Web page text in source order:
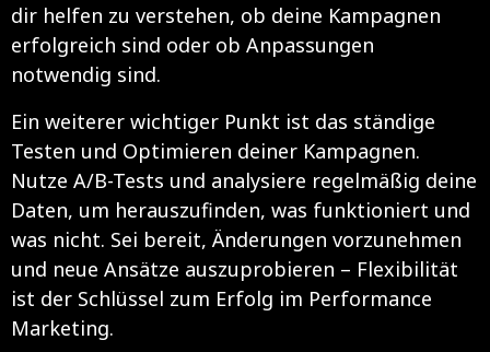
dir helfen zu verstehen, ob deine Kampagnen
erfolgreich sind oder ob Anpassungen
notwendig sind.
Ein weiterer wichtiger Punkt ist das ständige
Testen und Optimieren deiner Kampagnen.
Nutze A/B-Tests und analysiere regelmäßig deine
Daten, um herauszufinden, was funktioniert und
was nicht. Sei bereit, Änderungen vorzunehmen
und neue Ansätze auszuprobieren – Flexibilität
ist der Schlüssel zum Erfolg im Performance
Marketing.